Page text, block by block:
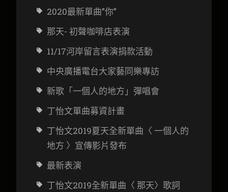
2020最新單曲”你”
那天- 初聲咖啡店表演
11/17河岸留言表演捐款活動
中央廣播電台大家藝同樂專訪
新歌「一個人的地方」彈唱會
丁怡文單曲募資計畫
丁怡文2019夏天全新單曲〈 一個人的
地方 〉宣傳影片發布
最新表演
丁怡文2019全新單曲〈 那天〉歌詞